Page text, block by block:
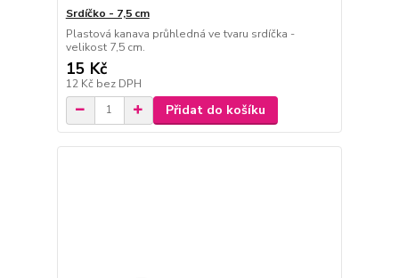
Srdíčko - 7,5 cm
Plastová kanava průhledná ve tvaru srdíčka -
velikost 7,5 cm.
15 Kč
12 Kč bez DPH
Přidat do košíku